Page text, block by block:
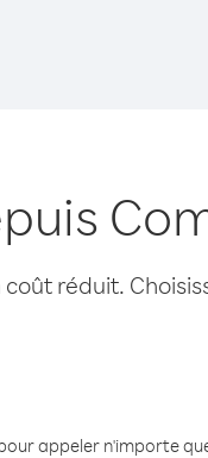
réduit.
appeler n'importe